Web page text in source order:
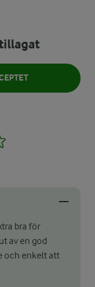
bra för
av en god
och enkelt att